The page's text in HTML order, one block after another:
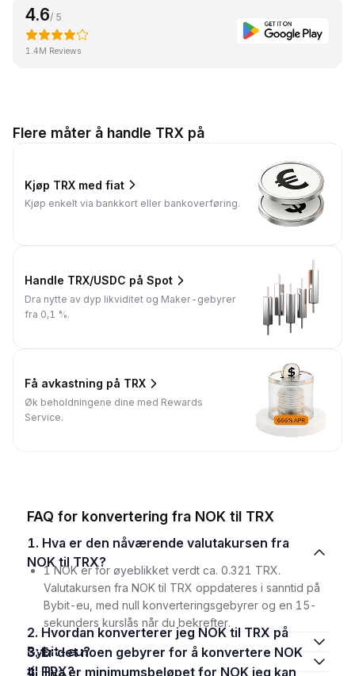
4.6/ 5
1.4M Reviews
Flere måter å handle TRX på
Kjøp TRX med fiat
Kjøp enkelt via bankkort eller bankoverføring.
Handle TRX/USDC på Spot
Dra nytte av dyp likviditet og Maker-gebyrer
fra 0,1 %.
Få avkastning på TRX
Øk beholdningene dine med Rewards
Service.
FAQ for konvertering fra NOK til TRX
1. Hva er den nåværende valutakursen fra
NOK til TRX?
1 NOK er for øyeblikket verdt ca. 0.321 TRX.
Valutakursen fra NOK til TRX oppdateres i sanntid på
Bybit-eu, med null konverteringsgebyrer og en 15-
sekunders kurslås når du bekrefter.
2. Hvordan konverterer jeg NOK til TRX på
Bybit-eu?
3. Er det noen gebyrer for å konvertere NOK
til TRX?
4. Hva er minimumsbeløpet for NOK jeg kan